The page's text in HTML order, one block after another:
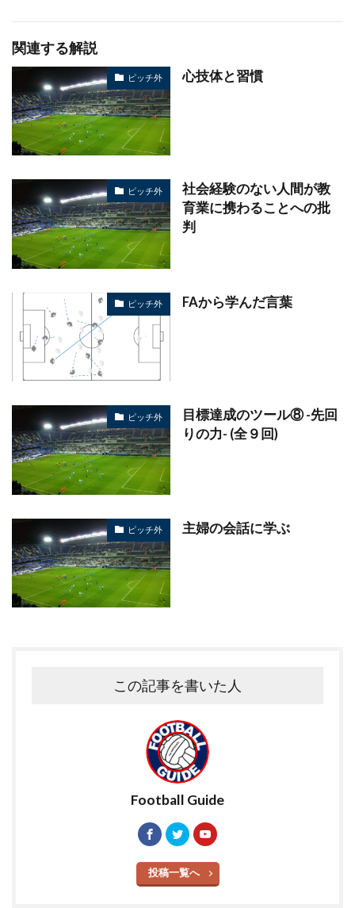
関連する解説
ピッチ外 心技体と習慣
ピッチ外
社会経験のない人間が教
育業に携わることへの批
判
ピッチ外 FAから学んだ言葉
ピッチ外
目標達成のツール⑧ -先回
りの力- (全９回)
ピッチ外 主婦の会話に学ぶ
この記事を書いた人
Football Guide
投稿一覧へ